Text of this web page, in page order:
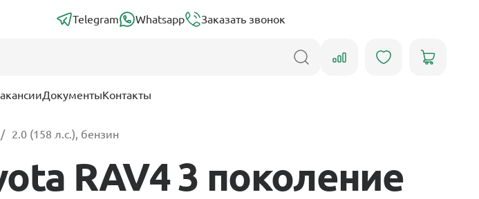
Telegram Whatsapp Заказать звонок
ДокументыКонтакты
2.0 (158 л.с.), бензин
RAV4 3 поколение